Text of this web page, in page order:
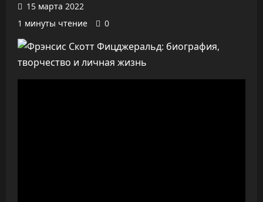
15 марта 2022
1 минуты чтение
0